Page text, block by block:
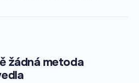
žádná metoda